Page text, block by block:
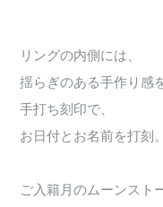
リングの内側には、
揺らぎのある手作り感
手打ち刻印で、
お日付とお名前を打刻。
ご入籍月のムーンスト